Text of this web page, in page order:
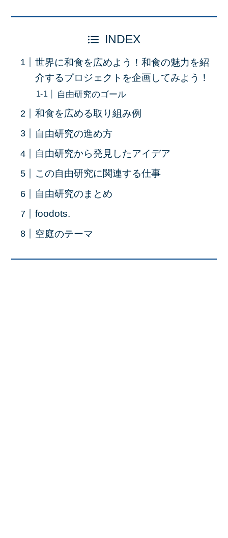
INDEX
世界に和食を広めよう！和食の魅力を紹
介するプロジェクトを企画してみよう！
自由研究のゴール
和食を広める取り組み例
自由研究の進め方
自由研究から発見したアイデア
この自由研究に関連する仕事
自由研究のまとめ
foodots.
空庭のテーマ